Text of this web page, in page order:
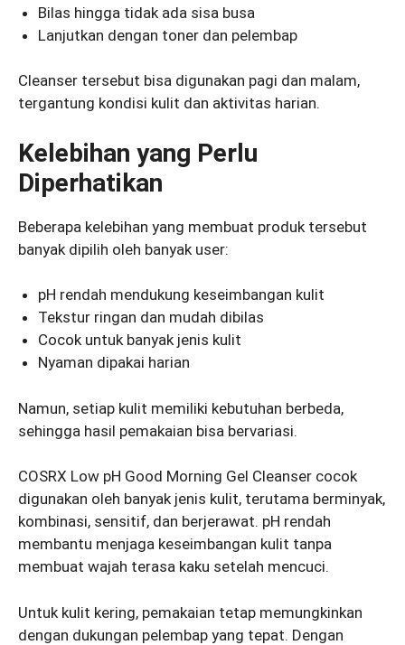
Bilas hingga tidak ada sisa busa
Lanjutkan dengan toner dan pelembap
Cleanser tersebut bisa digunakan pagi dan malam,
tergantung kondisi kulit dan aktivitas harian.
Kelebihan yang Perlu
Diperhatikan
Beberapa kelebihan yang membuat produk tersebut
banyak dipilih oleh banyak user:
pH rendah mendukung keseimbangan kulit
Tekstur ringan dan mudah dibilas
Cocok untuk banyak jenis kulit
Nyaman dipakai harian
Namun, setiap kulit memiliki kebutuhan berbeda,
sehingga hasil pemakaian bisa bervariasi.
COSRX Low pH Good Morning Gel Cleanser cocok
digunakan oleh banyak jenis kulit, terutama berminyak,
kombinasi, sensitif, dan berjerawat. pH rendah
membantu menjaga keseimbangan kulit tanpa
membuat wajah terasa kaku setelah mencuci.
Untuk kulit kering, pemakaian tetap memungkinkan
dengan dukungan pelembap yang tepat. Dengan